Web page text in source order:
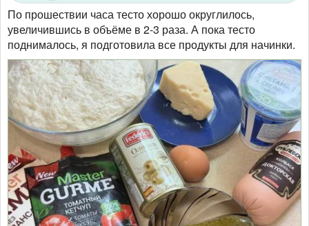
По прошествии часа тесто хорошо округлилось,
увеличившись в объёме в 2-3 раза. А пока тесто
поднималось, я подготовила все продукты для начинки.